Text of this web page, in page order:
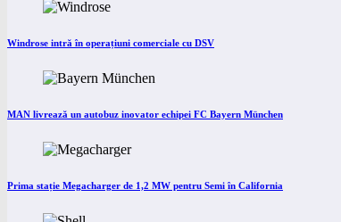
Windrose intră în operațiuni comerciale cu DSV
MAN livrează un autobuz inovator echipei FC Bayern München
Prima stație Megacharger de 1,2 MW pentru Semi în California